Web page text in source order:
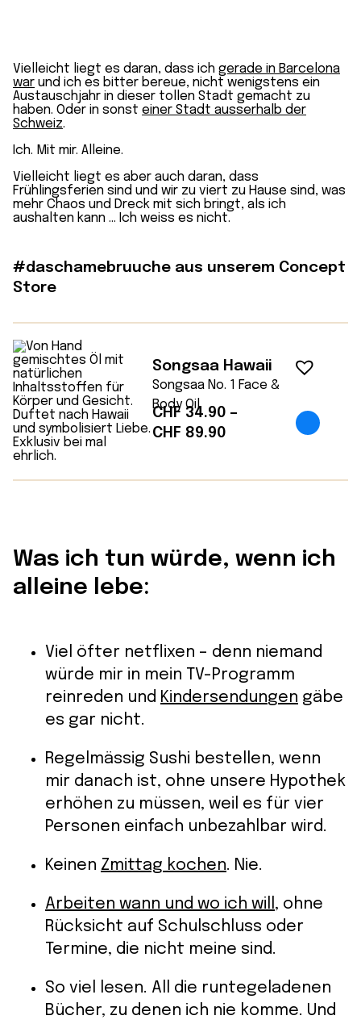
Vielleicht liegt es daran, dass ich gerade in Barcelona
war und ich es bitter bereue, nicht wenigstens ein
Austauschjahr in dieser tollen Stadt gemacht zu
haben. Oder in sonst einer Stadt ausserhalb der
Schweiz.
Ich. Mit mir. Alleine.
Vielleicht liegt es aber auch daran, dass
Frühlingsferien sind und wir zu viert zu Hause sind, was
mehr Chaos und Dreck mit sich bringt, als ich
aushalten kann … Ich weiss es nicht.
#daschamebruuche aus unserem Concept
Store
Songsaa Hawaii
Songsaa No. 1 Face &
Body Oil
CHF 34.90 –
CHF 89.90Preisspanne:
Was ich tun würde, wenn ich
alleine lebe:
Viel öfter netflixen – denn niemand
würde mir in mein TV-Programm
reinreden und Kindersendungen gäbe
es gar nicht.
Regelmässig Sushi bestellen, wenn
mir danach ist, ohne unsere Hypothek
erhöhen zu müssen, weil es für vier
Personen einfach unbezahlbar wird.
Keinen Zmittag kochen. Nie.
Arbeiten wann und wo ich will , ohne
Rücksicht auf Schulschluss oder
Termine, die nicht meine sind.
So viel lesen. All die runtegeladenen
Bücher, zu denen ich nie komme. Und